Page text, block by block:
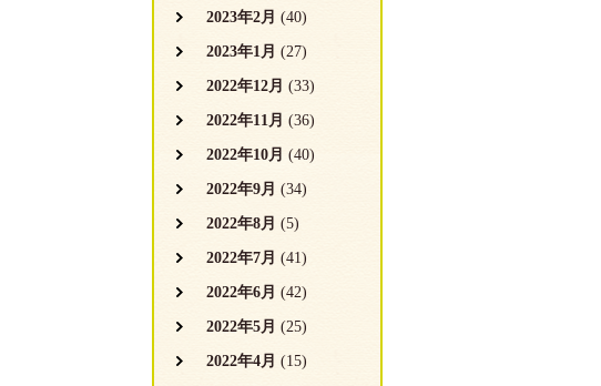
2023年2月 (40)
2023年1月 (27)
2022年12月 (33)
2022年11月 (36)
2022年10月 (40)
2022年9月 (34)
2022年8月 (5)
2022年7月 (41)
2022年6月 (42)
2022年5月 (25)
2022年4月 (15)